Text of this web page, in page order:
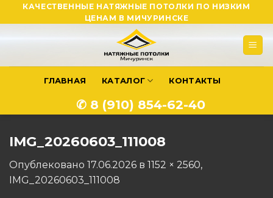
to
КАЧЕСТВЕННЫЕ НАТЯЖНЫЕ ПОТОЛКИ ПО НИЗКИМ
ЦЕНАМ В МИЧУРИНСКЕ
ГЛАВНАЯ КАТАЛОГ КОНТАКТЫ
✆ 8 (910) 854-62-40
IMG_20260603_111008
Опублековано 17.06.2026 в 1152 × 2560,
IMG_20260603_111008